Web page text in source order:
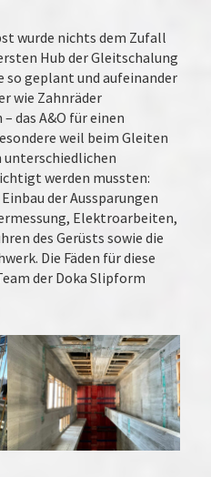
wurde nichts dem Zufall
Hub der Gleitschalung
geplant und aufeinander
wie Zahnräder
das A&O für einen
weil beim Gleiten
werden mussten:
der Aussparungen
Elektroarbeiten,
des Gerüsts sowie die
Die Fäden für diese
der Doka Slipform